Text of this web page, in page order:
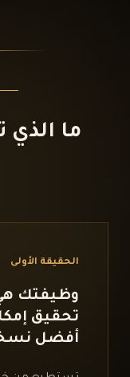
ما الذي
الحقيقة الأولى
وظيفتك
تحقيق
أفضل